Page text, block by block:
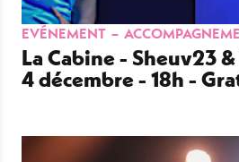
EVÉNEMENT
La Cabine - Sheuv23
4 décembre - 18h -